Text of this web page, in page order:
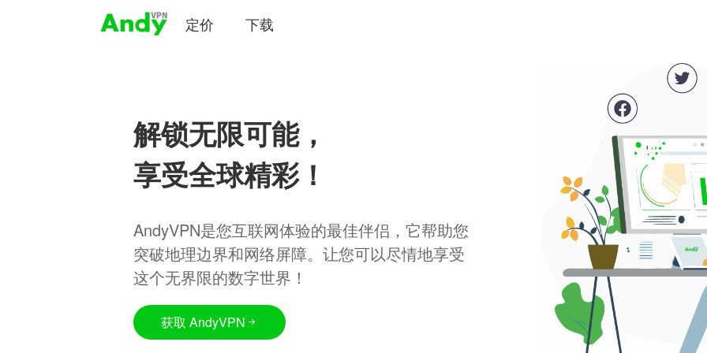
定价 下载
解锁无限可能，
享受全球精彩！
AndyVPN是您互联网体验的最佳伴侣，它帮助您
突破地理边界和网络屏障。让您可以尽情地享受
这个无界限的数字世界！
获取 AndyVPN